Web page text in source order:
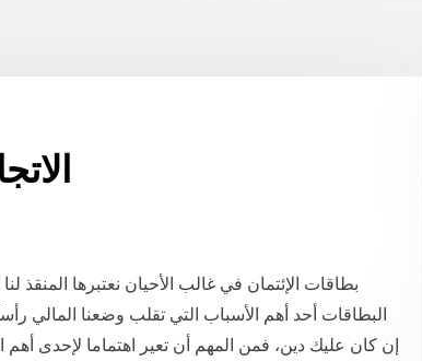
بطاقات الإئتمان في غالب الأحيان نعتبرها المنقذ
البطاقات أحد أهم الأسباب التي تقلب وضعنا